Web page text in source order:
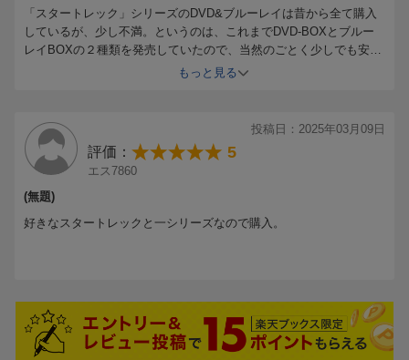
「スタートレック」シリーズのDVD&ブルーレイは昔から全て購入
しているが、少し不満。というのは、これまでDVD-BOXとブルー
レイBOXの２種類を発売していたので、当然のごとく少しでも安い
DVD-BOXを購入していたが、今回はいつまで経ってもDVD-BOXが
明なところがある。急に販売方針を変えるなよ!! (怒) 確かにコンパ
クトになってはいるが、今までDVD-BOX版だけを購入してきたの
に収納ラックに並べたとき、大きさが違うので背並びが悪い。(シー
ズン１はDVD-BOXを購入) しかし、内容的にはすばらしいものがあ
る。特にスタートレックのアニメシリーズである、「スタートレッ
ク/ロワーデッキ」とクロスオーバーしているエピソードとミュージ
カル風になっているエピソードの２点があることがすばらしい。こ
これはこれでいいだろう。星印は内容に関しての評価である。
もっと見る
投稿日：2025年03月09日
評価： 5
エス7860
(無題)
好きなスタートレックと一シリーズなので購入。